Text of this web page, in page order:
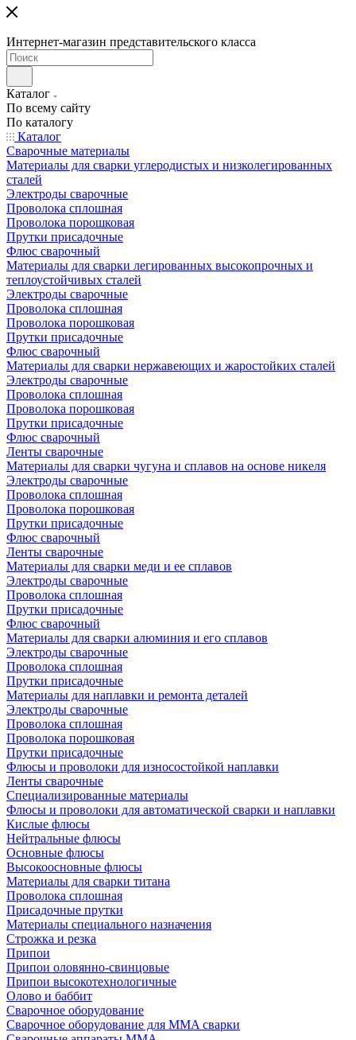
Интернет-магазин представительского класса
Каталог
По всему сайту
По каталогу
Каталог
Сварочные материалы
Материалы для сварки углеродистых и низколегированных
сталей
Электроды сварочные
Проволока сплошная
Проволока порошковая
Прутки присадочные
Флюс сварочный
Материалы для сварки легированных высокопрочных и
теплоустойчивых сталей
Электроды сварочные
Проволока сплошная
Проволока порошковая
Прутки присадочные
Флюс сварочный
Материалы для сварки нержавеющих и жаростойких сталей
Электроды сварочные
Проволока сплошная
Проволока порошковая
Прутки присадочные
Флюс сварочный
Ленты сварочные
Материалы для сварки чугуна и сплавов на основе никеля
Электроды сварочные
Проволока сплошная
Проволока порошковая
Прутки присадочные
Флюс сварочный
Ленты сварочные
Материалы для сварки меди и ее сплавов
Электроды сварочные
Проволока сплошная
Прутки присадочные
Флюс сварочный
Материалы для сварки алюминия и его сплавов
Электроды сварочные
Проволока сплошная
Прутки присадочные
Материалы для наплавки и ремонта деталей
Электроды сварочные
Проволока сплошная
Проволока порошковая
Прутки присадочные
Флюсы и проволоки для износостойкой наплавки
Ленты сварочные
Специализированные материалы
Флюсы и проволоки для автоматической сварки и наплавки
Кислые флюсы
Нейтральные флюсы
Основные флюсы
Высокоосновные флюсы
Материалы для сварки титана
Проволока сплошная
Присадочные прутки
Материалы специального назначения
Строжка и резка
Припои
Припои оловянно-свинцовые
Припои высокотехнологичные
Олово и баббит
Сварочное оборудование
Сварочное оборудование для MMA сварки